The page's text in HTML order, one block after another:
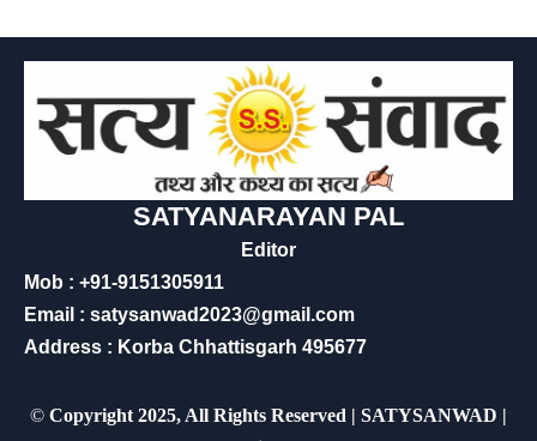
SATYANARAYAN PAL
Editor
Mob : +91-9151305911
Email : satysanwad2023@gmail.com
Address : Korba Chhattisgarh 495677
© Copyright 2025, All Rights Reserved | SATYSANWAD |